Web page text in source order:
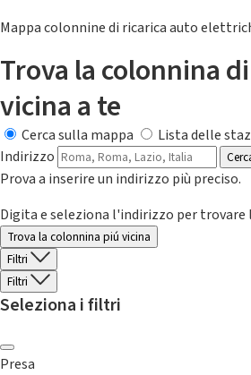
Mappa colonnine di ricarica auto
Trova la colonnina
vicina a te
Cerca sulla mappa
Lista delle
Indirizzo
Prova a inserire un indirizzo più preciso.
Digita e seleziona l'indirizzo per
Trova la colonnina piú vicina
Filtri
Filtri
Seleziona i filtri
Presa